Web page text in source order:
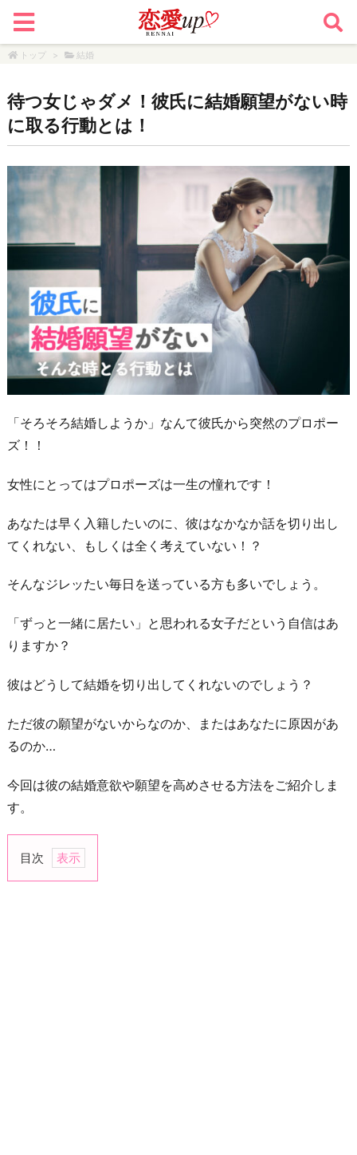
トップ > 結婚
待つ女じゃダメ！彼氏に結婚願望がない時
に取る行動とは！
「そろそろ結婚しようか」なんて彼氏から突然のプロポー
ズ！！
女性にとってはプロポーズは一生の憧れです！
あなたは早く入籍したいのに、彼はなかなか話を切り出し
てくれない、もしくは全く考えていない！？
そんなジレッたい毎日を送っている方も多いでしょう。
「ずっと一緒に居たい」と思われる女子だという自信はあ
りますか？
彼はどうして結婚を切り出してくれないのでしょう？
ただ彼の願望がないからなのか、またはあなたに原因があ
るのか…
今回は彼の結婚意欲や願望を高めさせる方法をご紹介しま
す。
目次
1.